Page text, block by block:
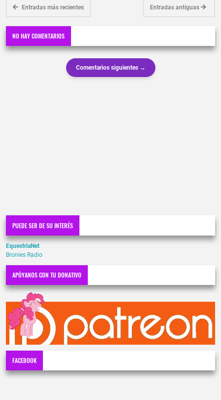
Entradas más recientes Entradas antiguas
NO HAY COMENTARIOS
Comentarios siguientes →
PUEDE SER DE SU INTERÉS
EquestriaNet
Bronies Radio
APÓYANOS CON TU DONATIVO
FACEBOOK